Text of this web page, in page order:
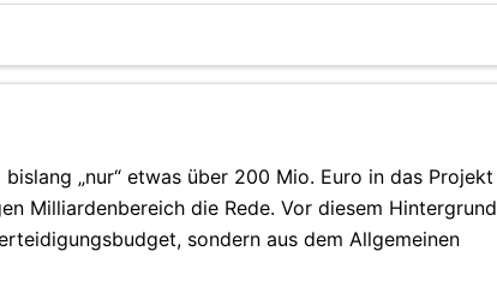
„nur“ etwas über 200 Mio. Euro in das Projekt
Milliardenbereich die Rede. Vor diesem Hintergrund
sondern aus dem Allgemeinen